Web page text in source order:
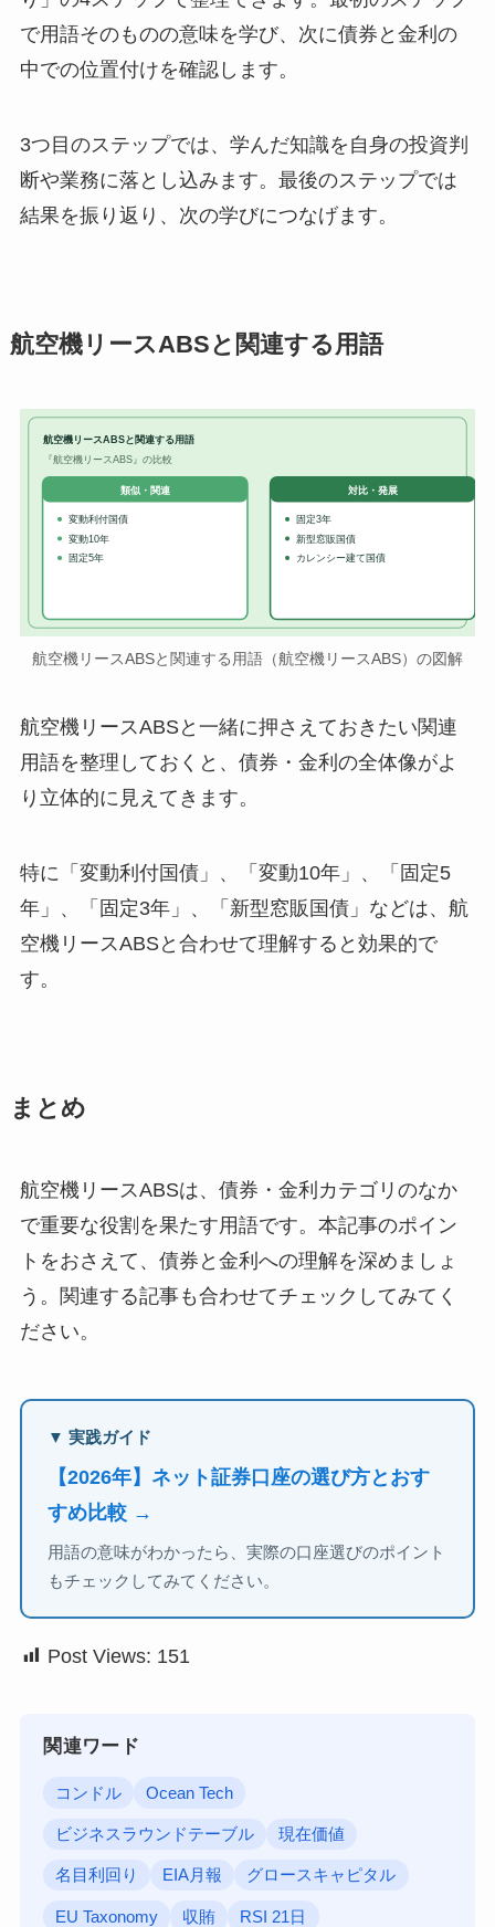
で用語そのものの意味を学び、次に債券と金利の
中での位置付けを確認します。
3つ目のステップでは、学んだ知識を自身の投資判
断や業務に落とし込みます。最後のステップでは
結果を振り返り、次の学びにつなげます。
航空機リースABSと関連する用語
航空機リースABSと関連する用語
『航空機リースABS』の比較
類似・関連
変動利付国債
変動10年
固定5年
対比・発展
固定3年
新型窓販国債
カレンシー建て国債
航空機リースABSと関連する用語（航空機リースABS）の図解
航空機リースABSと一緒に押さえておきたい関連
用語を整理しておくと、債券・金利の全体像がよ
り立体的に見えてきます。
特に「変動利付国債」、「変動10年」、「固定5
年」、「固定3年」、「新型窓販国債」などは、航
空機リースABSと合わせて理解すると効果的で
す。
まとめ
航空機リースABSは、債券・金利カテゴリのなか
で重要な役割を果たす用語です。本記事のポイン
トをおさえて、債券と金利への理解を深めましょ
う。関連する記事も合わせてチェックしてみてく
ださい。
▼ 実践ガイド
【2026年】ネット証券口座の選び方とおす
すめ比較 →
用語の意味がわかったら、実際の口座選びのポイント
もチェックしてみてください。
Post Views: 151
関連ワード
コンドル Ocean Tech
ビジネスラウンドテーブル 現在価値
名目利回り EIA月報 グロースキャピタル
EU Taxonomy 収賄 RSI 21日